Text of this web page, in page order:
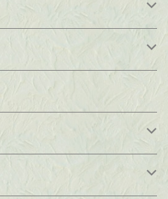
ットン100％